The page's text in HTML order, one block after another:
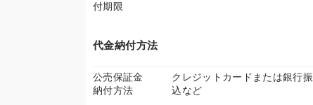
付期限
代金納付方法
公売保証金
納付方法
クレジットカードまたは銀行振
込など